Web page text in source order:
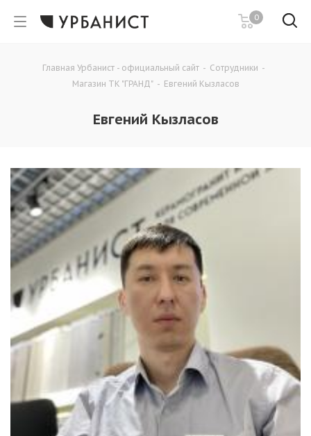
0
Главная Урбанист - официальный сайт - Сотрудники -
Магазин ТК "ГРАНД" - Евгений Кызласов
Евгений Кызласов